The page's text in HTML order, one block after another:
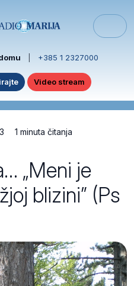
+385 1 2327000
Video stream
1 minuta čitanja
„Meni je
blizini” (Ps